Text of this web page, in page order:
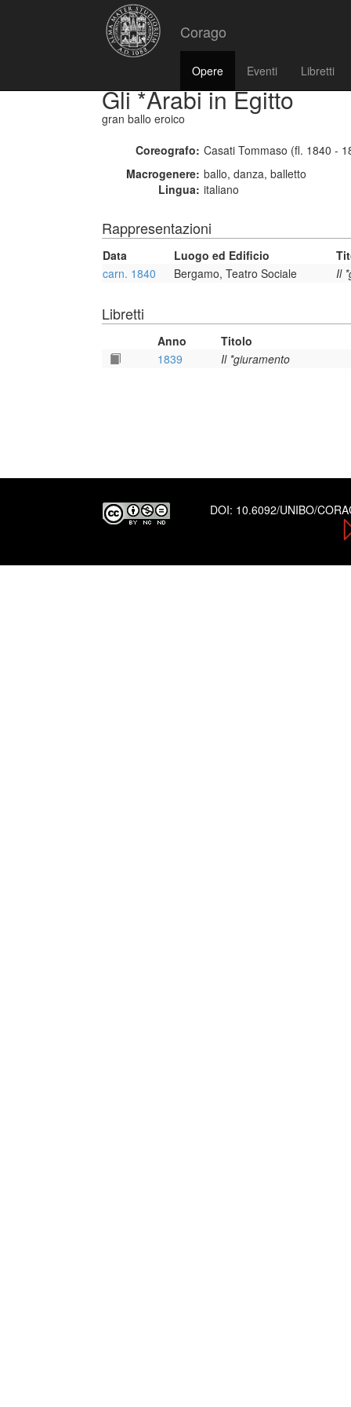
Corago
Opere Eventi Libretti
Gli *Arabi in Egitto
gran ballo eroico
Coreografo: Casati Tommaso (fl. 1840 -
Macrogenere: ballo, danza, balletto
Lingua: italiano
Rappresentazioni
Data Luogo ed Edificio
carn. 1840
Bergamo, Teatro Sociale Il
Libretti
Anno
Titolo
1839
Il *giuramento
DOI: 10.6092/UNIBO/